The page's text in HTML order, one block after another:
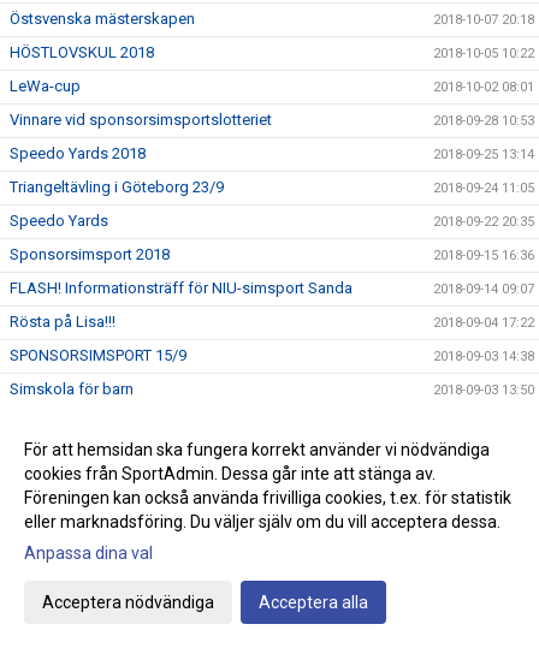
Östsvenska mästerskapen 2018-10-07 20:18
HÖSTLOVSKUL 2018 2018-10-05 10:22
LeWa-cup 2018-10-02 08:01
Vinnare vid sponsorsimsportslotteriet 2018-09-28 10:53
Speedo Yards 2018 2018-09-25 13:14
Triangeltävling i Göteborg 23/9 2018-09-24 11:05
Speedo Yards 2018-09-22 20:35
Sponsorsimsport 2018 2018-09-15 16:36
FLASH! Informationsträff för NIU-simsport Sanda 2018-09-14 09:07
Rösta på Lisa!!! 2018-09-04 17:22
SPONSORSIMSPORT 15/9 2018-09-03 14:38
Simskola för barn 2018-09-03 13:50
VÄLKOMMEN TILL SIMSKOLA HÖSTEN 2018 2018-08-27 13:09
Motala kanalsim 2018-08-25 22:01
ANSÖKAN TILL NIU GYMNASIET 2019 2018-08-24 14:36
ANMÄL TILL HÖSTENS SIMSKOLA
USM/JSM/SM öppet vatten
Nya grupper av Babysim, Start 3/9
För att hemsidan ska fungera korrekt använder vi nödvändiga
cookies från SportAdmin. Dessa går inte att stänga av.
Föreningen kan också använda frivilliga cookies, t.ex. för statistik
eller marknadsföring. Du väljer själv om du vill acceptera dessa.
Anpassa dina val
Acceptera nödvändiga Acceptera alla